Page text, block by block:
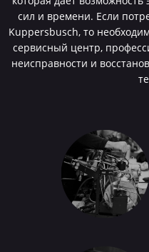
сил и времени. Если
Kuppersbusch, то
сервисный центр,
неисправности и